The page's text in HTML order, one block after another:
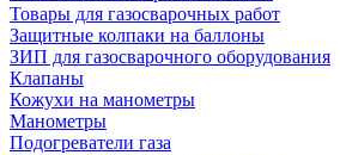
Товары для газосварочных работ
Защитные колпаки на баллоны
ЗИП для газосварочного оборудования
Клапаны
Кожухи на манометры
Манометры
Подогреватели газа